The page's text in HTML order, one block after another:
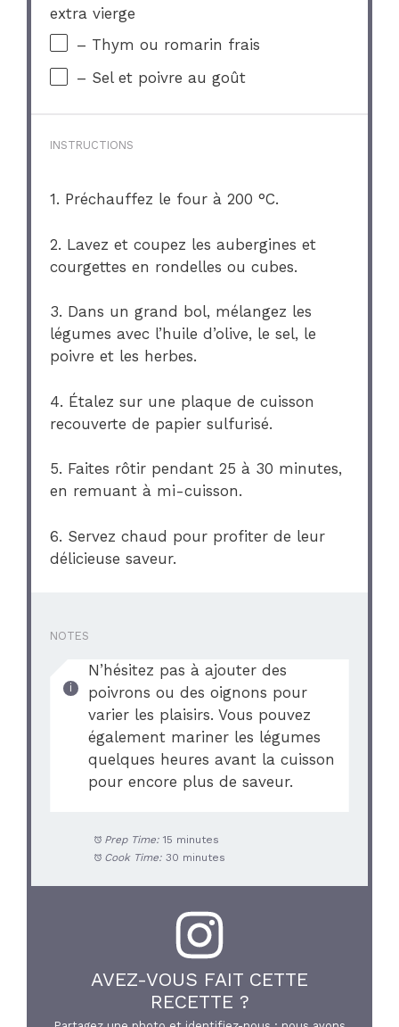
extra vierge
– Thym ou romarin frais
– Sel et poivre au goût
INSTRUCTIONS
1. Préchauffez le four à 200 °C.
2. Lavez et coupez les aubergines et
courgettes en rondelles ou cubes.
3. Dans un grand bol, mélangez les
légumes avec l’huile d’olive, le sel, le
poivre et les herbes.
4. Étalez sur une plaque de cuisson
recouverte de papier sulfurisé.
5. Faites rôtir pendant 25 à 30 minutes,
en remuant à mi-cuisson.
6. Servez chaud pour profiter de leur
délicieuse saveur.
NOTES
N’hésitez pas à ajouter des
poivrons ou des oignons pour
varier les plaisirs. Vous pouvez
également mariner les légumes
quelques heures avant la cuisson
pour encore plus de saveur.
Prep Time: 15 minutes
Cook Time: 30 minutes
AVEZ-VOUS FAIT CETTE
RECETTE ?